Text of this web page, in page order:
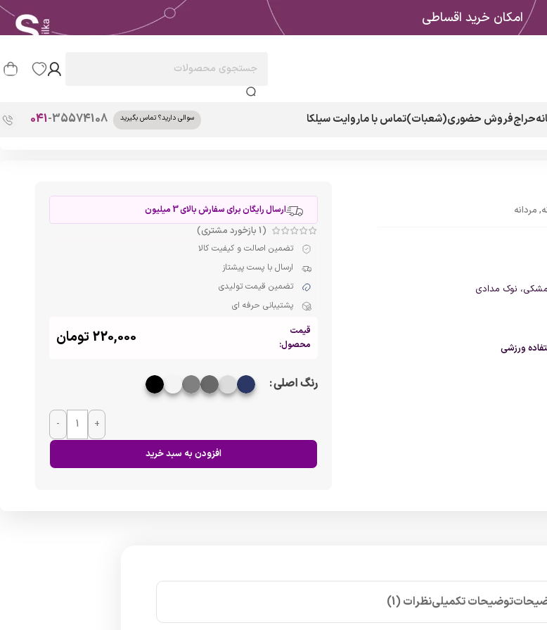
امکان خرید اقساطی
حراجفروش حضوری(شعبات)تماس با ماروایت سیلکا سوالی دارید؟ تماس بگیرید 041-35574108
, مردانه
نوک مدادی
ورزشی
ارسال رایگان برای سفارش بالای 3 میلیون
(
1بازخورد مشتری)
تضمین اصالت و کیفیت کالا
ارسال با پست پیشتاز
تضمین قیمت تولیدی
پشتیبانی حرفه ای
قیمت
محصول:
220,000تومان
رنگ اصلی
- +
افزودن به سبد خرید
توضیحات تکمیلینظرات (1)